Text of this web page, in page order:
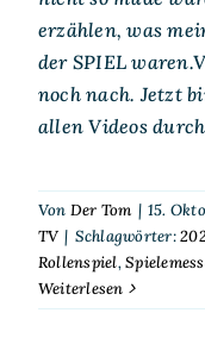
erzählen, was
der SPIEL
noch nach. Jetzt
allen Videos
Von Der Tom | 15.
TV | Schlagwörter:
Rollenspiel,
Weiterlesen